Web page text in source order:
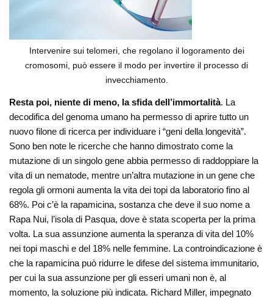
Intervenire sui telomeri, che regolano il logoramento dei
cromosomi, può essere il modo per invertire il processo di
invecchiamento.
Resta poi, niente di meno, la sfida dell’immortalità. La
decodifica del genoma umano ha permesso di aprire tutto un
nuovo filone di ricerca per individuare i “geni della longevità”.
Sono ben note le ricerche che hanno dimostrato come la
mutazione di un singolo gene abbia permesso di raddoppiare la
vita di un nematode, mentre un’altra mutazione in un gene che
regola gli ormoni aumenta la vita dei topi da laboratorio fino al
68%. Poi c’è la rapamicina, sostanza che deve il suo nome a
Rapa Nui, l’isola di Pasqua, dove è stata scoperta per la prima
volta. La sua assunzione aumenta la speranza di vita del 10%
nei topi maschi e del 18% nelle femmine. La controindicazione è
che la rapamicina può ridurre le difese del sistema immunitario,
per cui la sua assunzione per gli esseri umani non è, al
momento, la soluzione più indicata. Richard Miller, impegnato